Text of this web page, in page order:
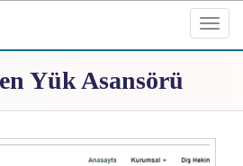
Yük Asansörü